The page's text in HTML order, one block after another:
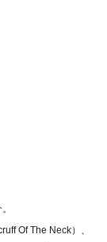
Of The Neck）、